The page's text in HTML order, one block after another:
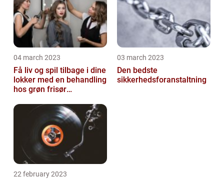
04 march 2023
Få liv og spil tilbage i dine
lokker med en behandling
hos grøn frisør
03 march 2023
Den bedste
sikkerhedsforanstaltning
22 february 2023